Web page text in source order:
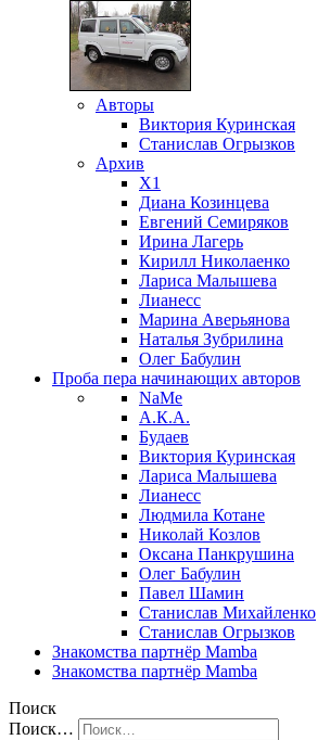
Авторы
Виктория Куринская
Станислав Огрызков
Архив
X1
Диана Козинцева
Евгений Семиряков
Ирина Лагерь
Кирилл Николаенко
Лариса Малышева
Лианесс
Марина Аверьянова
Наталья Зубрилина
Олег Бабулин
Проба пера начинающих авторов
NaMe
А.К.А.
Будаев
Виктория Куринская
Лариса Малышева
Лианесс
Людмила Котане
Николай Козлов
Оксана Панкрушина
Олег Бабулин
Павел Шамин
Станислав Михайленко
Станислав Огрызков
Знакомства партнёр Mamba
Знакомства партнёр Mamba
Поиск
Поиск…